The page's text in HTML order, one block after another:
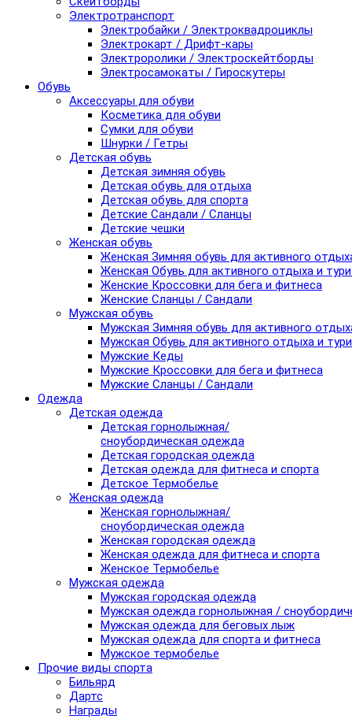
Электротранспорт
Электробайки / Электроквадроциклы
Электрокарт / Дрифт-кары
Электроролики / Электроскейтборды
Электросамокаты / Гироскутеры
Обувь
Аксессуары для обуви
Косметика для обуви
Сумки для обуви
Шнурки / Гетры
Детская обувь
Детская зимняя обувь
Детская обувь для отдыха
Детская обувь для спорта
Детские Сандали / Сланцы
Детские чешки
Женская обувь
Женская Зимняя обувь для активного
Женская Обувь для активного отдыха и
Женские Кроссовки для бега и фитнеса
Женские Сланцы / Сандали
Мужская обувь
Мужская Зимняя обувь для активного
Мужская Обувь для активного отдыха и
Мужские Кеды
Мужские Кроссовки для бега и фитнеса
Мужские Сланцы / Сандали
Одежда
Детская одежда
Детская горнолыжная/
сноубордическая одежда
Детская городская одежда
Детская одежда для фитнеса и спорта
Детское Термобелье
Женская одежда
Женская горнолыжная/
сноубордическая одежда
Женская городская одежда
Женская одежда для фитнеса и спорта
Женское Термобелье
Мужская одежда
Мужская городская одежда
Мужская одежда горнолыжная /
Мужская одежда для беговых лыж
Мужская одежда для спорта и фитнеса
Мужское термобелье
Прочие виды спорта
Бильярд
Дартс
Награды